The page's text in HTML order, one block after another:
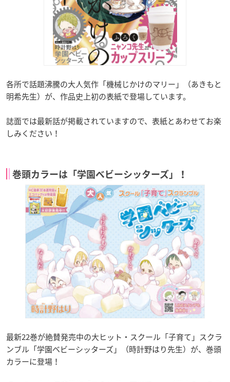
各所で話題沸騰の大人気作「機械じかけのマリー」（あきもと
明希先生）が、作品史上初の表紙で登場しています。
誌面では最新話が掲載されていますので、表紙とあわせてお楽
しみください！
巻頭カラーは「学園ベビーシッターズ」！
最新22巻が絶賛発売中の大ヒット・スクール「子育て」スクラ
ンブル「学園ベビーシッターズ」（時計野はり先生）が、巻頭
カラーに登場！